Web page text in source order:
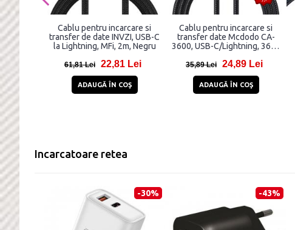
Cablu pentru incarcare si
transfer de date INVZI, USB-C
la Lightning, MFi, 2m, Negru
61,81 Lei 22,81 Lei
ADAUGĂ ÎN COŞ
Cablu pentru incarcare si
transfer date Mcdodo CA-
3600, USB-C/Lightning, 36W,
35,89 Lei 24,89 Lei
ADAUGĂ ÎN COŞ
Incarcatoare retea
-30% -43%